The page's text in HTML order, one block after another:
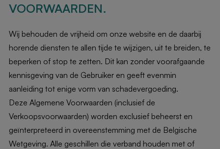
VOORWAARDEN.
Wij behouden de vrijheid om onze website en de daarbij
horende diensten te allen tijde te wijzigen, uit te breiden, te
beperken of stop te zetten. Dit kan zonder voorafgaande
kennisgeving van de Gebruiker en geeft evenmin
aanleiding tot enige vorm van schadevergoeding.
Deze Algemene Voorwaarden (inclusief de
Verkoopsvoorwaarden) worden exclusief beheerst en
geïnterpreteerd in overeenstemming met de Belgische
Wetgeving. Alle geschillen die verband houden met of